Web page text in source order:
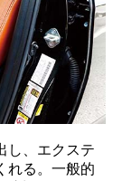
し、エクステ
れる。一般的